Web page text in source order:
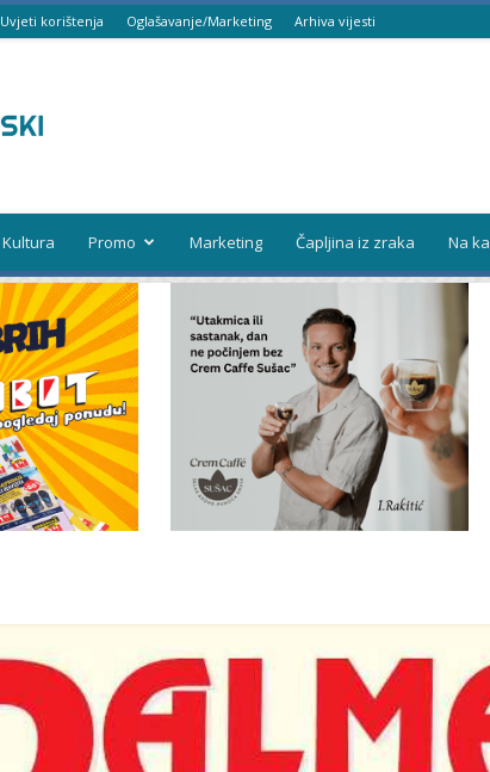
Uvjeti korištenja Oglašavanje/Marketing Arhiva vijesti
Kultura Promo Marketing Čapljina iz zraka Na